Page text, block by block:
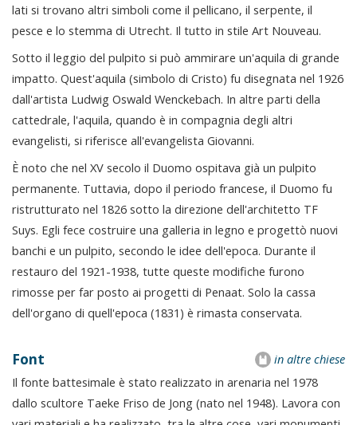
lati si trovano altri simboli come il pellicano, il serpente, il
pesce e lo stemma di Utrecht. Il tutto in stile Art Nouveau.
Sotto il leggio del pulpito si può ammirare un'aquila di grande
impatto. Quest'aquila (simbolo di Cristo) fu disegnata nel 1926
dall'artista Ludwig Oswald Wenckebach. In altre parti della
cattedrale, l'aquila, quando è in compagnia degli altri
evangelisti, si riferisce all'evangelista Giovanni.
È noto che nel XV secolo il Duomo ospitava già un pulpito
permanente. Tuttavia, dopo il periodo francese, il Duomo fu
ristrutturato nel 1826 sotto la direzione dell'architetto TF
Suys. Egli fece costruire una galleria in legno e progettò nuovi
banchi e un pulpito, secondo le idee dell'epoca. Durante il
restauro del 1921-1938, tutte queste modifiche furono
rimosse per far posto ai progetti di Penaat. Solo la cassa
dell'organo di quell'epoca (1831) è rimasta conservata.
in altre chiese
Font
Il fonte battesimale è stato realizzato in arenaria nel 1978
dallo scultore Taeke Friso de Jong (nato nel 1948). Lavora con